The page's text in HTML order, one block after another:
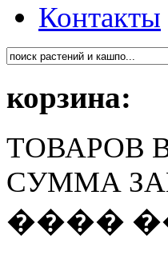
Контакты
корзина:
ТОВАРОВ
СУММА
����